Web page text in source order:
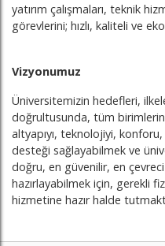
yatırım çalışmaları, teknik
görevlerini; hızlı, kaliteli ve
Vizyonumuz
Üniversitemizin hedefleri,
doğrultusunda, tüm birimlerin
altyapıyı, teknolojiyi,
desteği sağlayabilmek ve
doğru, en güvenilir, en
hazırlayabilmek için, gerekli
hizmetine hazır halde